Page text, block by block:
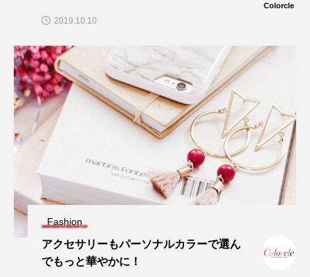
Colorcle
2019.10.10
Fashion
アクセサリーもパーソナルカラーで選ん
でもっと華やかに！